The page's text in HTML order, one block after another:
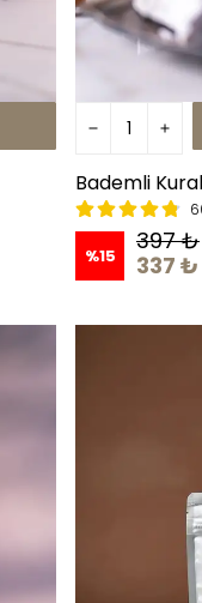
Bademli
%15
397 ₺
337 ₺